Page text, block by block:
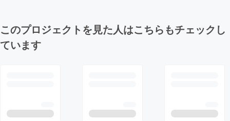
このプロジェクトを見た人はこちらもチェックし
ています